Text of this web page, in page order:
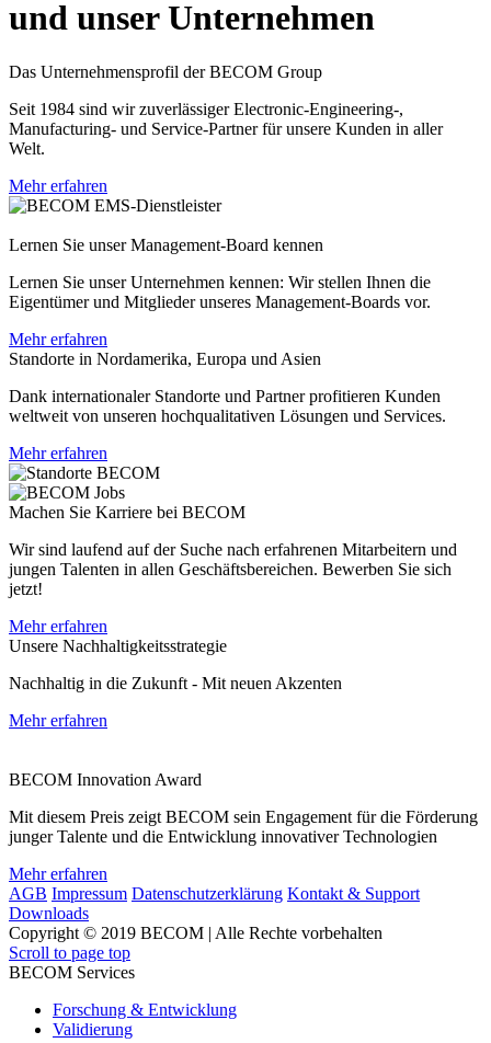
und unser Unternehmen
Das Unternehmensprofil der BECOM Group
Seit 1984 sind wir zuverlässiger Electronic-Engineering-,
Manufacturing- und Service-Partner für unsere Kunden in aller
Welt.
Mehr erfahren
Lernen Sie unser Management-Board kennen
Lernen Sie unser Unternehmen kennen: Wir stellen Ihnen die
Eigentümer und Mitglieder unseres Management-Boards vor.
Mehr erfahren
Standorte in Nordamerika, Europa und Asien
Dank internationaler Standorte und Partner profitieren Kunden
weltweit von unseren hochqualitativen Lösungen und Services.
Mehr erfahren
Machen Sie Karriere bei BECOM
Wir sind laufend auf der Suche nach erfahrenen Mitarbeitern und
jungen Talenten in allen Geschäftsbereichen. Bewerben Sie sich
jetzt!
Mehr erfahren
Unsere Nachhaltigkeitsstrategie
Nachhaltig in die Zukunft - Mit neuen Akzenten
Mehr erfahren
BECOM Innovation Award
Mit diesem Preis zeigt BECOM sein Engagement für die Förderung
junger Talente und die Entwicklung innovativer Technologien
Mehr erfahren
AGB Impressum Datenschutzerklärung Kontakt & Support
Downloads
Copyright © 2019 BECOM | Alle Rechte vorbehalten
Scroll to page top
BECOM Services
Forschung & Entwicklung
Validierung